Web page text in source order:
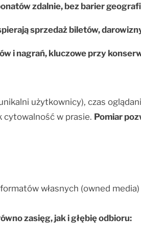
zdalnie, bez barier
sprzedaż biletów,
i nagrań, kluczowe przy
użytkownicy), czas
cytowalność w prasie. Pomiar
własnych (owned
zasięg, jak i głębię odbioru: